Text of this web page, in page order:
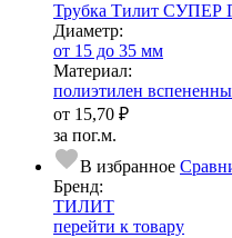
Трубка Тилит СУПЕР
Диаметр:
от 15 до 35 мм
Ма­­те­­ри­­ал:
полиэтилен
от 15,70 ₽
за пог.м.
В избранное
Бренд:
ТИЛИТ
перейти к товару